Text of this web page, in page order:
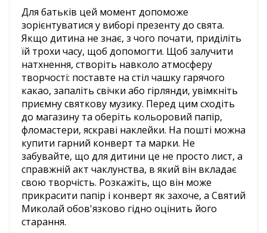
Для батьків цей момент допоможе
зорієнтуватися у виборі презенту до свята.
Якщо дитина не знає, з чого почати, приділіть
їй трохи часу, щоб допомогти. Щоб залучити
натхнення, створіть навколо атмосферу
творчості: поставте на стіл чашку гарячого
какао, запаліть свічки або гірлянди, увімкніть
приємну святкову музику. Перед цим сходіть
до магазину та оберіть кольоровий папір,
фломастери, яскраві наклейки. На пошті можна
купити гарний конверт та марки. Не
забувайте, що для дитини це не просто лист, а
справжній акт чаклунства, в який він вкладає
свою творчість. Розкажіть, що він може
прикрасити папір і конверт як захоче, а Святий
Миколай обов'язково гідно оцінить його
старання.